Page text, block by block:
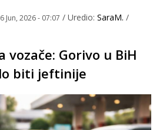
Jun, 2026 - 07:07 / Uredio: SaraM. /
vozače: Gorivo u BiH
biti jeftinije